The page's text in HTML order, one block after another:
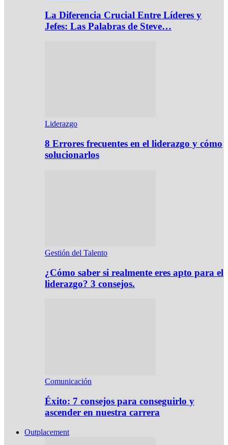
La Diferencia Crucial Entre Líderes y
Jefes: Las Palabras de Steve…
Liderazgo
8 Errores frecuentes en el liderazgo y cómo
solucionarlos
Gestión del Talento
¿Cómo saber si realmente eres apto para el
liderazgo? 3 consejos.
Comunicación
Éxito: 7 consejos para conseguirlo y
ascender en nuestra carrera
Outplacement